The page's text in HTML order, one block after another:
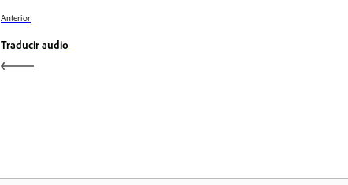
Anterior
Traducir audio